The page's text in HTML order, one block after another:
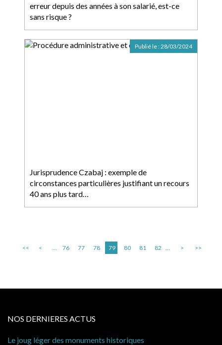
erreur depuis des années à son salarié, est-ce
sans risque ?
Jurisprudence Czabaj : exemple de
circonstances particulières justifiant un recours
40 ans plus tard…
Publié le :28/03/2024
<< < ... 76 77 78 79 80 81 82 ... > >>
NOS DERNIERES ACTUS
Le joug léger des monuments historiques